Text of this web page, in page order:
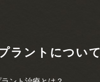
ラントについて